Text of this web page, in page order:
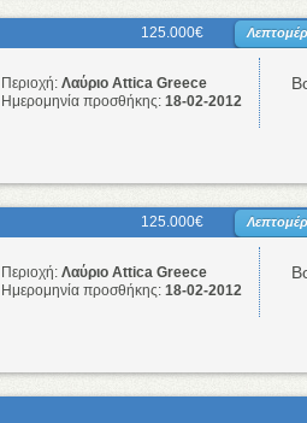
125.000€
Περιοχή: Λαύριο Attica Greece
Ημερομηνία προσθήκης: 18-02-2012
125.000€
Περιοχή: Λαύριο Attica Greece
Ημερομηνία προσθήκης: 18-02-2012